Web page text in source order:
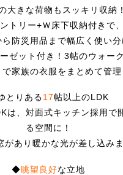
大きな荷物もスッキリ収納！
トリー+Ｗ床下収納付きで
防災用品まで幅広く使い分
ゼット付き！3帖のウォー
家族の衣服をまとめて管理
とりある17帖以上のLDK
は、対面式キッチン採用で
る空間に！
があり暖かな光が差し込み
◆眺望良好な立地